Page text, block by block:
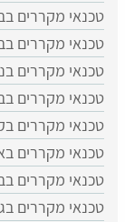
טכנאי מקררים
טכנאי מקררים
טכנאי מקררים
טכנאי מקררים
טכנאי מקררים
טכנאי מקררים
טכנאי מקררים
טכנאי מקררים